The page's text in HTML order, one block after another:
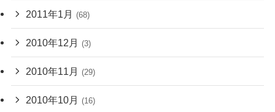
2011年1月 (68)
2010年12月 (3)
2010年11月 (29)
2010年10月 (16)